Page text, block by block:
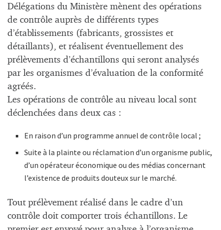
Délégations du Ministère mènent des opérations
de contrôle auprès de différents types
d’établissements (fabricants, grossistes et
détaillants), et réalisent éventuellement des
prélèvements d’échantillons qui seront analysés
par les organismes d’évaluation de la conformité
agréés.
Les opérations de contrôle au niveau local sont
déclenchées dans deux cas :
En raison d’un programme annuel de contrôle local ;
Suite à la plainte ou réclamation d’un organisme public,
d’un opérateur économique ou des médias concernant
l’existence de produits douteux sur le marché.
Tout prélèvement réalisé dans le cadre d’un
contrôle doit comporter trois échantillons. Le